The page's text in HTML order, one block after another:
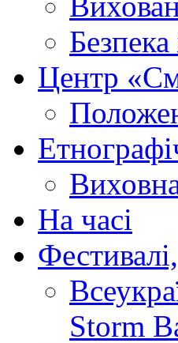
Центр
На часі
Storm